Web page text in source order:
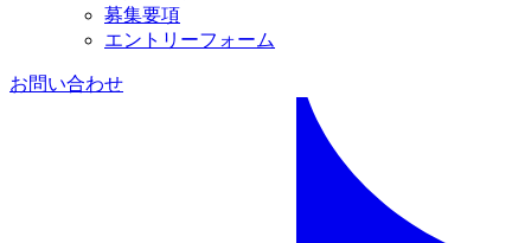
募集要項
エントリーフォーム
お問い合わせ